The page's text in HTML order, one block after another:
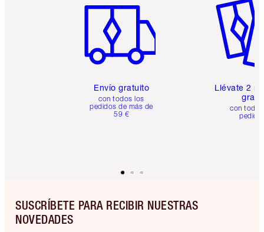
Envío gratuito
con todos los
pedidos de más de
59 €
Llévate 2
gratis
con
SUSCRÍBETE PARA RECIBIR NUESTRAS
NOVEDADES